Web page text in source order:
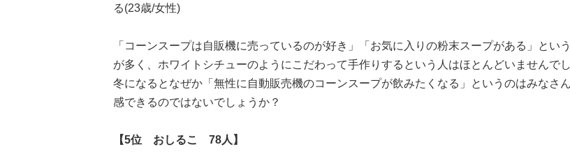
る(23歳/女性)
「コーンスープは自販機に売っているのが好き」「お気に入りの粉末スープがある」とい
が多く、ホワイトシチューのようにこだわって手作りするという人はほとんどいませんでし
冬になるとなぜか「無性に自動販売機のコーンスープが飲みたくなる」というのはみなさ
感できるのではないでしょうか？
【5位 おしるこ 78人】